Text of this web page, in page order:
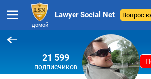
домой
Lawyer Social Net Вопрос
21 599
подписчиков